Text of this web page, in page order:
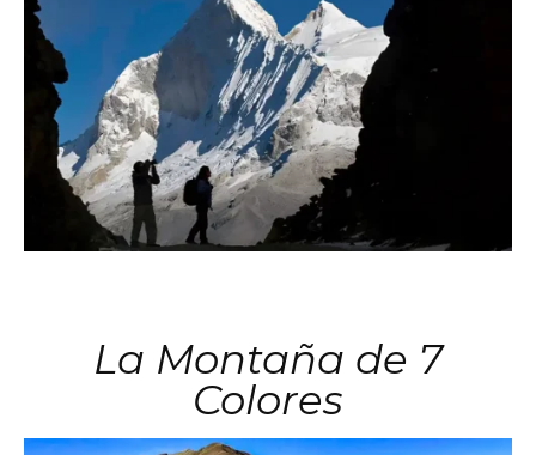
La Montaña de 7
Colores